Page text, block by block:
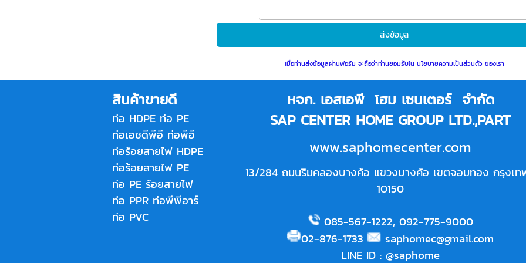
เมื่อท่านส่งข้อมูลผ่านฟอร์ม จะถือว่าท่านยอมรับใน นโยบายความเป็นส่วนตัว ของเรา
สินค้าขายดี
ท่อ HDPE ท่อ PE
ท่อเอชดีพีอี ท่อพีอี
ท่อร้อยสายไฟ HDPE
ท่อร้อยสายไฟ PE
ท่อ PE ร้อยสายไฟ
ท่อ PPR ท่อพีพีอาร์
ท่อ PVC
หจก. เอสเอพี โฮม เซนเตอร์ จำกัด
SAP CENTER HOME GROUP LTD.,PART
www.saphomecenter.com
13/284 ถนนริมคลองบางค้อ แขวงบางค้อ เขตจอมทอง กรุงเท
10150
085-567-1222, 092-775-9000
02-876-1733
saphomec@gmail.com
LINE ID : @saphome